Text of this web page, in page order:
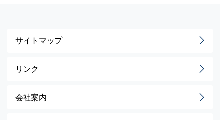
サイトマップ
リンク
会社案内